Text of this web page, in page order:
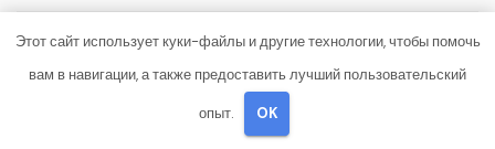
Декабрь 2022
Этот сайт использует куки-файлы и другие технологии, чтобы помочь
вам в навигации, а также предоставить лучший пользовательский
опыт. OK